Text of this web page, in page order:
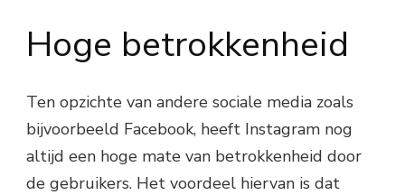
Hoge betrokkenheid
Ten opzichte van andere sociale media zoals
bijvoorbeeld Facebook, heeft Instagram nog
altijd een hoge mate van betrokkenheid door
de gebruikers. Het voordeel hiervan is dat